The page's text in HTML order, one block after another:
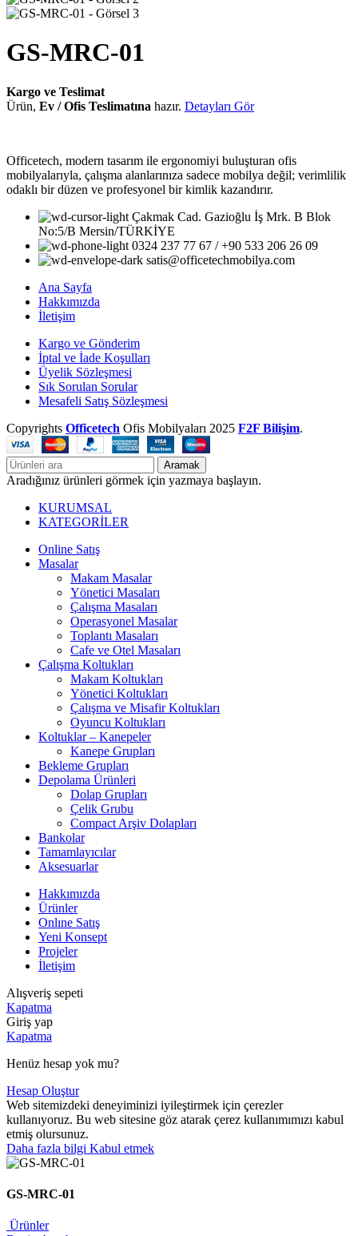
GS-MRC-01
Kargo ve Teslimat
Ürün, Ev / Ofis Teslimatına hazır. Detayları Gör
Officetech, modern tasarım ile ergonomiyi buluşturan ofis
mobilyalarıyla, çalışma alanlarınıza sadece mobilya değil; verimlilik
odaklı bir düzen ve profesyonel bir kimlik kazandırır.
Çakmak Cad. Gazioğlu İş Mrk. B Blok
No:5/B Mersin/TÜRKİYE
0324 237 77 67 / +90 533 206 26 09
satis@officetechmobilya.com
Ana Sayfa
Hakkımızda
İletişim
Kargo ve Gönderim
İptal ve İade Koşulları
Üyelik Sözleşmesi
Sık Sorulan Sorular
Mesafeli Satış Sözleşmesi
Copyrights Officetech Ofis Mobilyaları 2025 F2F Bilişim.
Aramak
Aradığınız ürünleri görmek için yazmaya başlayın.
KURUMSAL
KATEGORİLER
Online Satış
Masalar
Makam Masalar
Yönetici Masaları
Çalışma Masaları
Operasyonel Masalar
Toplantı Masaları
Cafe ve Otel Masaları
Çalışma Koltukları
Makam Koltukları
Yönetici Koltukları
Çalışma ve Misafir Koltukları
Oyuncu Koltukları
Koltuklar – Kanepeler
Kanepe Grupları
Bekleme Grupları
Depolama Ürünleri
Dolap Grupları
Çelik Grubu
Compact Arşiv Dolapları
Bankolar
Tamamlayıcılar
Aksesuarlar
Hakkımızda
Ürünler
Onlıne Satış
Yeni Konsept
Projeler
İletişim
Alışveriş sepeti
Kapatma
Giriş yap
Kapatma
Henüz hesap yok mu?
Hesap Oluştur
Web sitemizdeki deneyiminizi iyileştirmek için çerezler
kullanıyoruz. Bu web sitesine göz atarak çerez kullanımımızı kabul
etmiş olursunuz.
Daha fazla bilgi Daha
Kabul etmek
GS-MRC-01
Ürünler